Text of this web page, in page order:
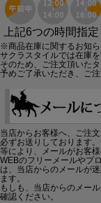
上記6つの時間指定
※商品在庫に関するお知
サクラスタイルでは在庫
そのため、ご注文頂いた
予めご了承いただき、ご
当店からお客様へ、ご注
必ずお送りしております
等により、メールがお客
WEBのフリーメールやプ
は、当店からのメールが
ます。
もしも、当店からのメー
確認ください。